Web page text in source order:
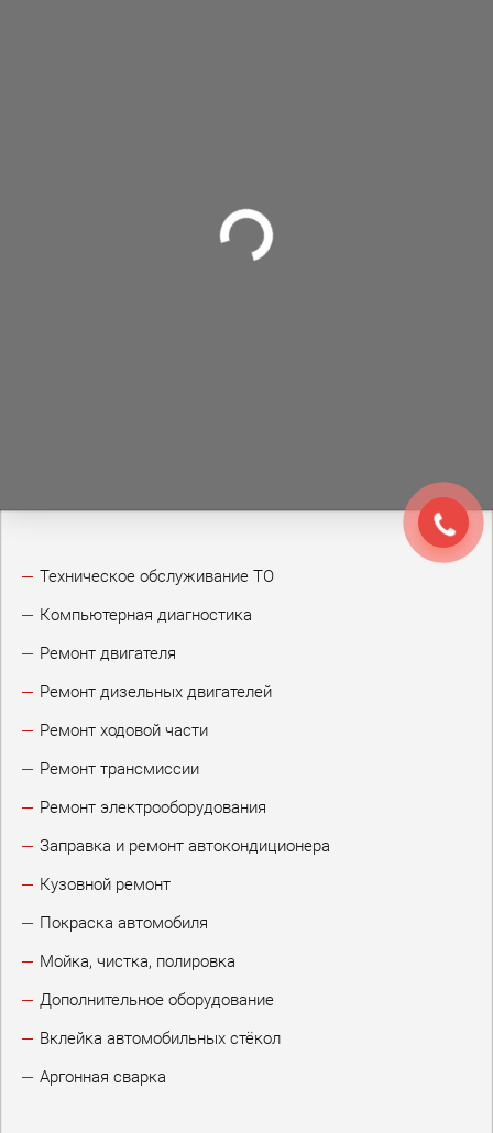
Техническое обслуживание ТО
Компьютерная диагностика
Ремонт двигателя
Ремонт дизельных двигателей
Ремонт ходовой части
Ремонт трансмиссии
Ремонт электрооборудования
Заправка и ремонт автокондиционера
Кузовной ремонт
Покраска автомобиля
Мойка, чистка, полировка
Дополнительное оборудование
Вклейка автомобильных стёкол
Аргонная сварка